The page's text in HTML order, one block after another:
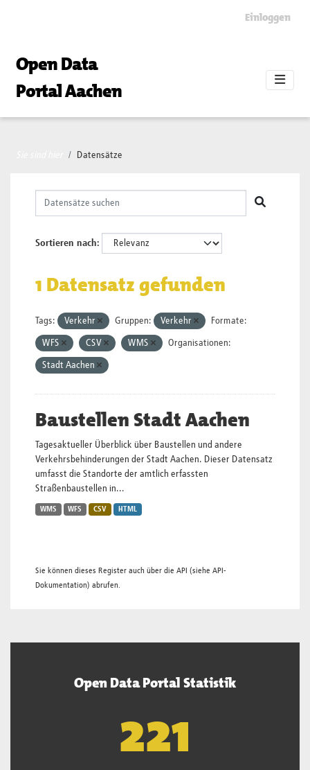
Einloggen
Open Data
Portal Aachen
Datensätze
Sortieren nach
1 Datensatz gefunden
Tags: Verkehr Gruppen: Verkehr Formate:
WFS CSV WMS Organisationen:
Stadt Aachen
Baustellen Stadt Aachen
Tagesaktueller Überblick über Baustellen und andere
Verkehrsbehinderungen der Stadt Aachen. Dieser Datensatz
umfasst die Standorte der amtlich erfassten
Straßenbaustellen in...
WMS WFS CSV HTML
Sie können dieses Register auch über die API (siehe API-
Dokumentation) abrufen.
Open Data Portal Statistik
222